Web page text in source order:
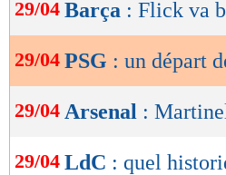
de
OK
29/04 Barça : Flick va
29/04 PSG : un départ
29/04 Arsenal :
29/04 LdC : quel